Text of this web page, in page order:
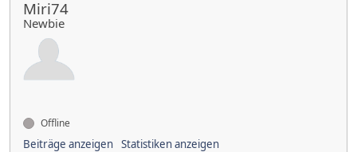
Miri74
Newbie
Offline
Beiträge anzeigen Statistiken anzeigen